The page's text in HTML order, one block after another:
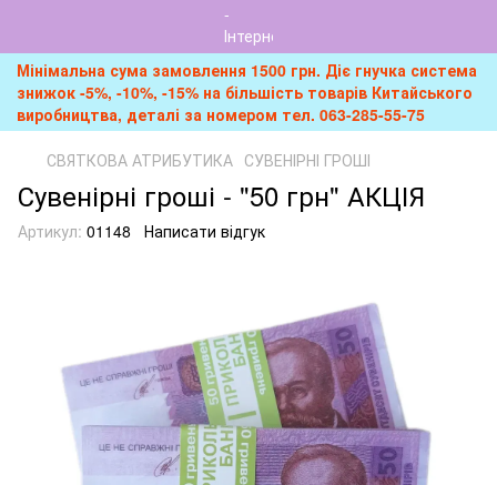
Мінімальна сума замовлення 1500 грн. Діє гнучка система
знижок -5%, -10%, -15% на більшість товарів Китайського
виробництва, деталі за номером тел. 063-285-55-75
СВЯТКОВА АТРИБУТИКА СУВЕНІРНІ ГРОШІ
Сувенірні гроші - "50 грн" АКЦІЯ
Артикул: 01148 Написати відгук